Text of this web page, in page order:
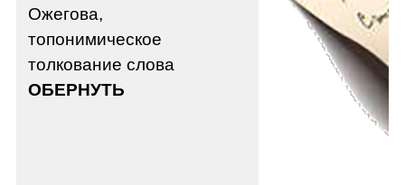
Ожегова,
топонимическое
толкование слова
ОБЕРНУТЬ